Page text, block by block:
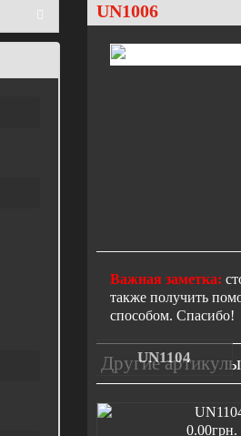
UN1006
Важная заметка:
также получить
способом. Спасибо!
ДругиеUN1104
0.00грн.